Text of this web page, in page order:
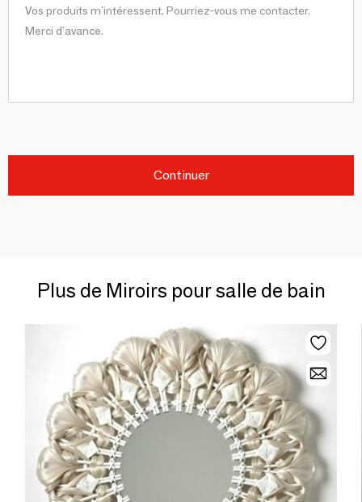
Continuer
Plus de Miroirs pour salle de bain